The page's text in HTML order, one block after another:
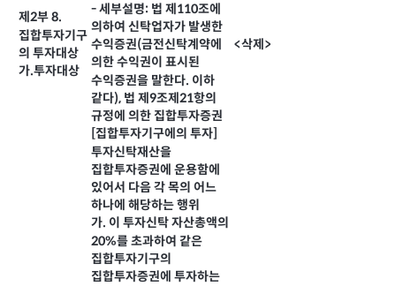
제2부 8.
집합투자기구
의 투자대상
가.투자대상
- 세부설명: 법 제110조에
의하여 신탁업자가 발생한
수익증권(금전신탁계약에
의한 수익권이 표시된
수익증권을 말한다. 이하
같다), 법 제9조제21항의
규정에 의한 집합투자증권
<삭제>
[집합투자기구에의 투자]
투자신탁재산을
집합투자증권에 운용함에
있어서 다음 각 목의 어느
하나에 해당하는 행위
가. 이 투자신탁 자산총액의
20%를 초과하여 같은
집합투자기구의
집합투자증권에 투자하는